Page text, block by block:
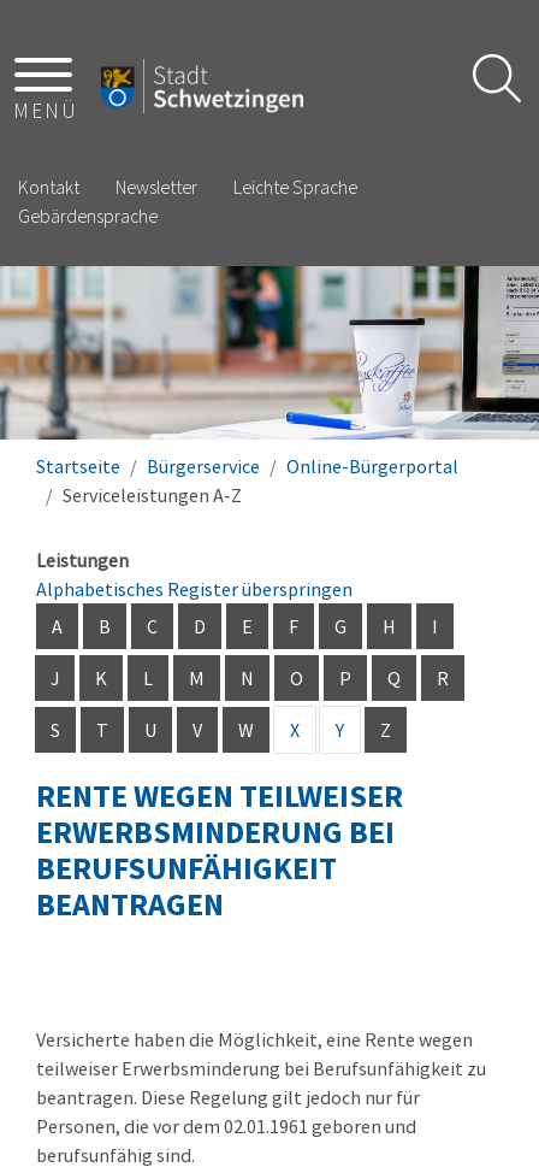
MENÜ
Kontakt Newsletter
Leichte Sprache
Gebärdensprache
Startseite Bürgerservice
Online-Bürgerportal
Serviceleistungen A-Z
Leistungen
Alphabetisches Register überspringen
A
B C D E F G H I
J K L M N O P Q R
S T U V W X Y Z
RENTE WEGEN TEILWEISER
ERWERBSMINDERUNG BEI
BERUFSUNFÄHIGKEIT
BEANTRAGEN
Versicherte haben die Möglichkeit, eine Rente wegen
teilweiser Erwerbsminderung bei Berufsunfähigkeit zu
beantragen. Diese Regelung gilt jedoch nur für
Personen, die vor dem 02.01.1961 geboren und
berufsunfähig sind.